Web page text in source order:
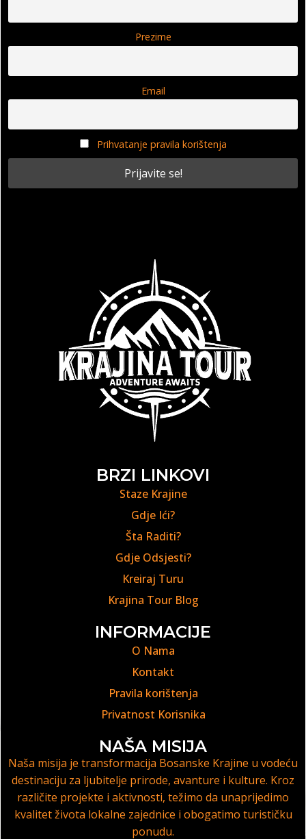
Prezime
Email
Prihvatanje pravila korištenja
BRZI LINKOVI
Staze Krajine
Gdje Ići?
Šta Raditi?
Gdje Odsjesti?
Kreiraj Turu
Krajina Tour Blog
INFORMACIJE
O Nama
Kontakt
Pravila korištenja
Privatnost Korisnika
NAŠA MISIJA
Naša misija je transformacija Bosanske Krajine u vodeću
destinaciju za ljubitelje prirode, avanture i kulture. Kroz
različite projekte i aktivnosti, težimo da unaprijedimo
kvalitet života lokalne zajednice i obogatimo turističku
ponudu.